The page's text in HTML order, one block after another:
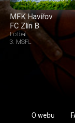
MFK Havířov
FC Zlín B
Fotbal
3. MSFL
O webu